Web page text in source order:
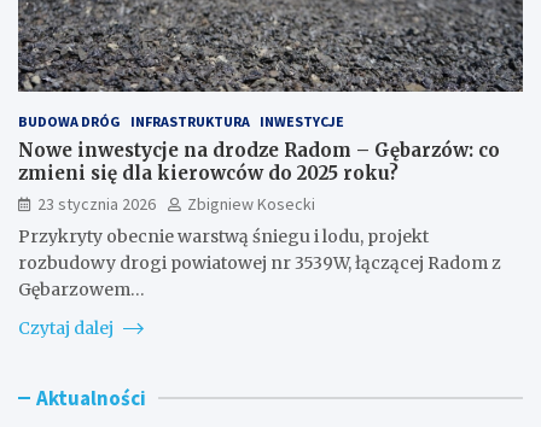
BUDOWA DRÓG INFRASTRUKTURA INWESTYCJE
Nowe inwestycje na drodze Radom – Gębarzów: co
zmieni się dla kierowców do 2025 roku?
23 stycznia 2026
Zbigniew Kosecki
Przykryty obecnie warstwą śniegu i lodu, projekt
rozbudowy drogi powiatowej nr 3539W, łączącej Radom z
Gębarzowem…
Czytaj dalej
Aktualności